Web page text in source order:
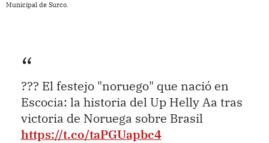
Municipal de Surco.
??? El festejo "noruego" que nació en
Escocia: la historia del Up Helly Aa tras
victoria de Noruega sobre Brasil
https://t.co/taPGUapbc4